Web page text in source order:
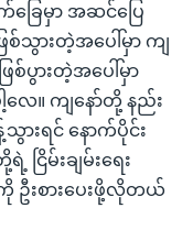
က်ခြေမှာ အဆင်ပြေ
သွားတဲ့အပေါ်မှာ ကျ
စ်ပွားတဲ့အပေါ်မှာ
လေ။ ကျနော်တို့ နည်း
းရင် နောက်ပိုင်း
ြိမ်းချမ်းရေး
ကို ဦးစားပေးဖို့လိုတယ်